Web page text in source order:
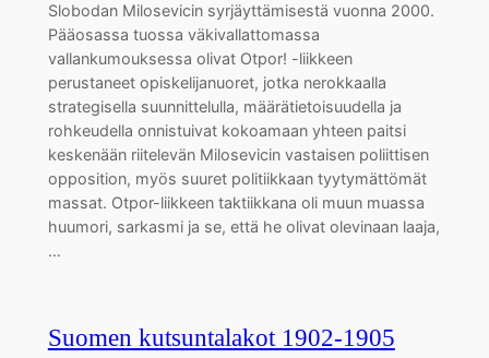
Slobodan Milosevicin syrjäyttämisestä vuonna 2000.
Pääosassa tuossa väkivallattomassa
vallankumouksessa olivat Otpor! -liikkeen
perustaneet opiskelijanuoret, jotka nerokkaalla
strategisella suunnittelulla, määrätietoisuudella ja
rohkeudella onnistuivat kokoamaan yhteen paitsi
keskenään riitelevän Milosevicin vastaisen poliittisen
opposition, myös suuret politiikkaan tyytymättömät
massat. Otpor-liikkeen taktiikkana oli muun muassa
huumori, sarkasmi ja se, että he olivat olevinaan laaja,
…
Suomen kutsuntalakot 1902-1905